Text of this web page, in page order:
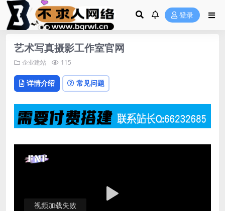
登录
艺术写真摄影工作室官网
企业建站 115
详情介绍 常见问题
视频加载失败